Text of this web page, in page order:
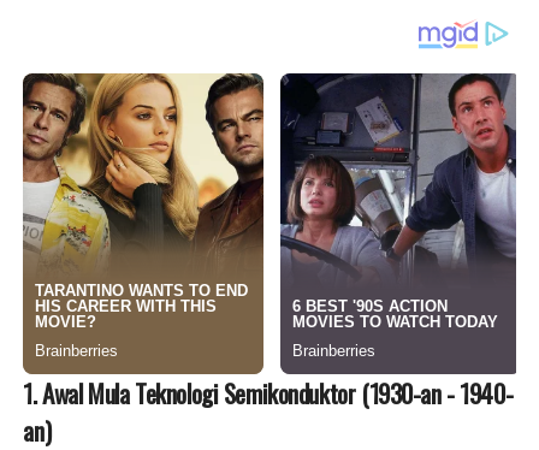
1. Awal Mula Teknologi Semikonduktor (1930-an - 1940-
an)